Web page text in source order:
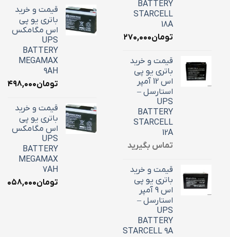
BATTERY
STARCELL
18A
تومان۶,۲۷۰,۰۰۰
قیمت و خرید
باتری یو پی
اس 12 آمپر
استارسل –
UPS
BATTERY
STARCELL
12A
تماس بگیرید
قیمت و خرید
باتری یو پی
اس 9 آمپر
استارسل –
UPS
BATTERY
STARCELL 9A
قیمت و خرید
باتری یو پی
اس مگامکس
UPS
BATTERY
MEGAMAX
9AH
تومان
قیمت و خرید
باتری یو پی
اس مگامکس
UPS
BATTERY
MEGAMAX
7AH
تومان